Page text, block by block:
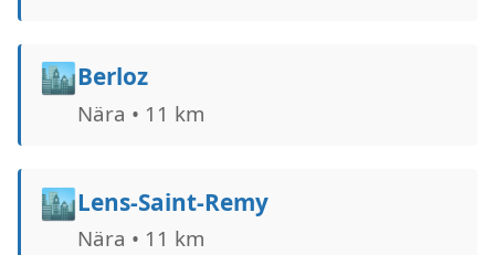
🏙️Berloz
Nära • 11 km
🏙️Lens-Saint-Remy
Nära • 11 km